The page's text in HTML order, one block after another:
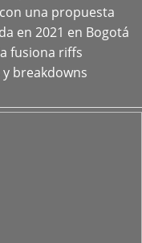
una propuesta
en 2021 en Bogotá
fusiona riffs
breakdowns